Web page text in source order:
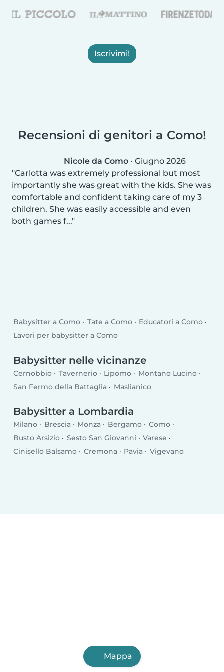
Iscrivimi!
Recensioni di genitori a Como!
Nicole da Como • Giugno 2026
Carlotta was extremely professional but most
importantly she was great with the kids. She was
comfortable and confident taking care of my 3
children. She was easily accessible and even
both games f...
Babysitter a Como Tate a Como
Educatori a Como
Lavori per babysitter a Como
Babysitter nelle vicinanze
Cernobbio Tavernerio Lipomo
Montano Lucino
San Fermo della Battaglia
Maslianico
Babysitter a Lombardia
Milano Brescia Monza Bergamo
Como
Busto Arsizio
Sesto San Giovanni
Varese
Cinisello Balsamo
Cremona Pavia Vigevano
Mappa